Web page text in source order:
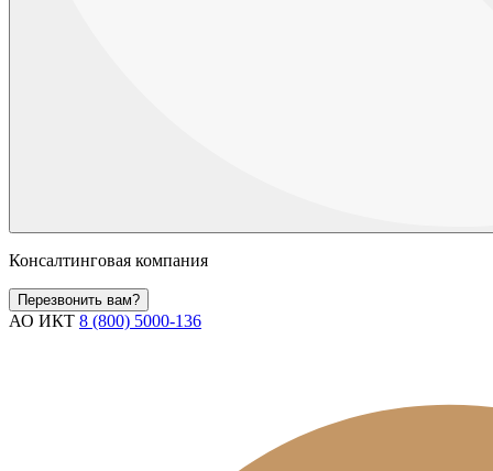
Консалтинговая компания
Перезвонить вам?
АО ИКТ 8 (800) 5000-136